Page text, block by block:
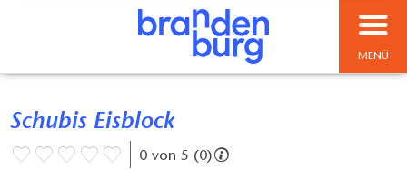
MENÜ
Schubis Eisblock
0 von 5 (0)